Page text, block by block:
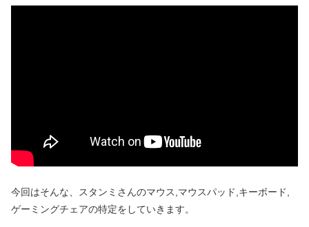
今回はそんな、スタンミさんのマウス,マウスパッド,キーボード,
ゲーミングチェアの特定をしていきます。